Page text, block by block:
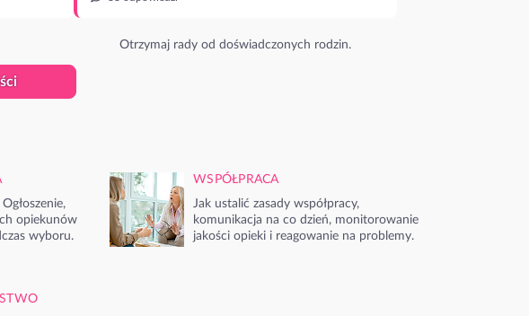
Otrzymaj rady od doświadczonych rodzin.
opiekunów
wyboru.
WSPÓŁPRACA
Jak ustalić zasady współpracy,
komunikacja na co dzień, monitorowanie
jakości opieki i reagowanie na problemy.